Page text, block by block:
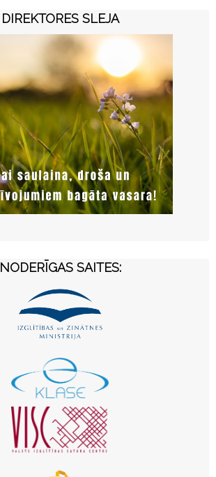
DIREKTORES SLEJA
NODERĪGAS SAITES: